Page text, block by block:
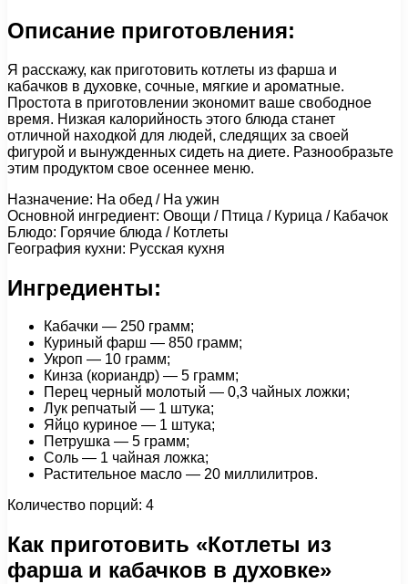
Описание приготовления:
Я расскажу, как приготовить котлеты из фарша и
кабачков в духовке, сочные, мягкие и ароматные.
Простота в приготовлении экономит ваше свободное
время. Низкая калорийность этого блюда станет
отличной находкой для людей, следящих за своей
фигурой и вынужденных сидеть на диете. Разнообразьте
этим продуктом свое осеннее меню.
Назначение: На обед / На ужин
Основной ингредиент: Овощи / Птица / Курица / Кабачок
Блюдо: Горячие блюда / Котлеты
География кухни: Русская кухня
Ингредиенты:
Кабачки — 250 грамм;
Куриный фарш — 850 грамм;
Укроп — 10 грамм;
Кинза (кориандр) — 5 грамм;
Перец черный молотый — 0,3 чайных ложки;
Лук репчатый — 1 штука;
Яйцо куриное — 1 штука;
Петрушка — 5 грамм;
Соль — 1 чайная ложка;
Растительное масло — 20 миллилитров.
Количество порций: 4
Как приготовить «Котлеты из
фарша и кабачков в духовке»